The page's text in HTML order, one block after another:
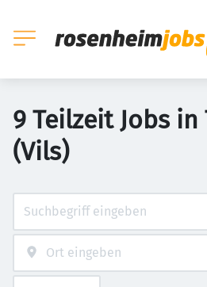
9 Teilzeit Jobs
(Vils)